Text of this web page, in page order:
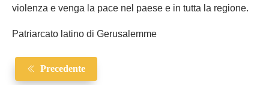
violenza e venga la pace nel paese e in tutta la regione.
Patriarcato latino di Gerusalemme
Precedente